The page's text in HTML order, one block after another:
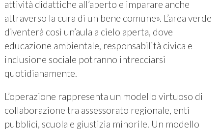
attività didattiche all’aperto e imparare anche
attraverso la cura di un bene comune». L’area verde
diventerà così un’aula a cielo aperta, dove
educazione ambientale, responsabilità civica e
inclusione sociale potranno intrecciarsi
quotidianamente.
L’operazione rappresenta un modello virtuoso di
collaborazione tra assessorato regionale, enti
pubblici, scuola e giustizia minorile. Un modello